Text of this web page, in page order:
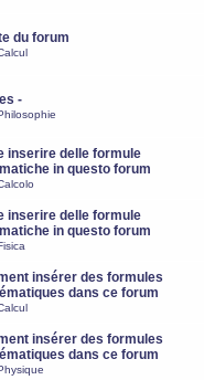
du forum
-
inserire delle formule
in questo forum
inserire delle formule
in questo forum
insérer des formules
dans ce forum
insérer des formules
dans ce forum